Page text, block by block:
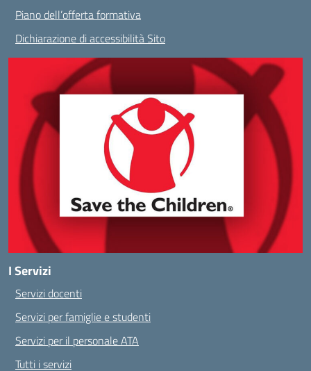
Piano dell’offerta formativa
Dichiarazione di accessibilità Sito
I Servizi
Servizi docenti
Servizi per famiglie e studenti
Servizi per il personale ATA
Tutti i servizi